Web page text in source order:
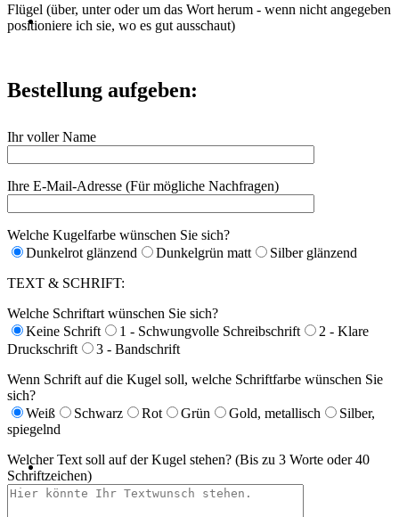
Flügel (über, unter oder um das Wort herum - wenn nicht angegeben
positioniere ich sie, wo es gut ausschaut)
Bestellung aufgeben:
Ihr voller Name
Ihre E-Mail-Adresse (Für mögliche Nachfragen)
Welche Kugelfarbe wünschen Sie sich?
Dunkelrot glänzend
Dunkelgrün matt
Silber glänzend
TEXT & SCHRIFT:
Welche Schriftart wünschen Sie sich?
Keine Schrift
1 - Schwungvolle Schreibschrift
2 - Klare
Druckschrift
3 - Bandschrift
Wenn Schrift auf die Kugel soll, welche Schriftfarbe wünschen Sie
sich?
Weiß
Schwarz Rot Grün Gold, metallisch
Silber,
spiegelnd
Welcher Text soll auf der Kugel stehen? (Bis zu 3 Worte oder 40
Schriftzeichen)